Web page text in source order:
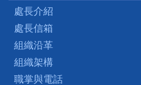
處長介紹
處長信箱
組織沿革
組織架構
職掌與電話